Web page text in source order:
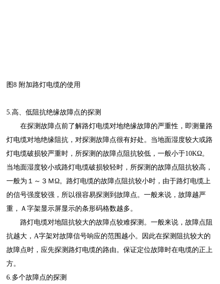
图8 附加路灯电缆的使用
5.高、低阻抗绝缘故障点的探测
在探测故障点前了解路灯电缆对地绝缘故障的严重性，即测量路
灯电缆对地绝缘阻抗，对探测故障点很有好处。当地面湿度较大或路
灯电缆破损较严重时，所探测的故障点阻抗较低，一般小于10KΩ。
当地面湿度较小或路灯电缆破损较轻时，所探测的故障点阻抗较高，
一般为１～３ ＭΩ。路灯电缆的故障点阻抗较小时，由于路灯电缆上
的信号强度较强，所以很容易探测到故障点。一般来说，故障越严
重，Ａ字架显示屏显示的条形码格数越多。
路灯电缆对地阻抗较大的故障点较难探测。一般来说，故障点阻
抗越大， A字架对故障信号响应的范围越小。因此在探测阻抗较大的
故障点时，应先探测路灯电缆的路由。保证定位故障时在电缆的正上
方。
6.多个故障点的探测